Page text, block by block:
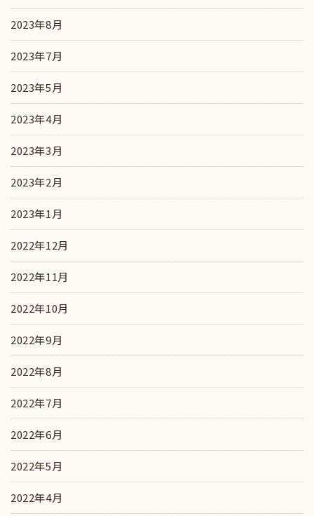
2023年8月
2023年7月
2023年5月
2023年4月
2023年3月
2023年2月
2023年1月
2022年12月
2022年11月
2022年10月
2022年9月
2022年8月
2022年7月
2022年6月
2022年5月
2022年4月